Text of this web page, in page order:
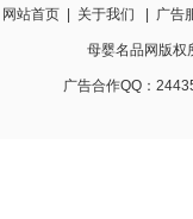
网站首页 关于我们 广告
母婴名品网版
广告合作QQ：